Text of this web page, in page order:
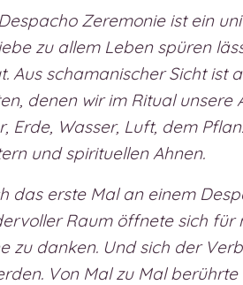
Zeremonie ist ein
zu allem Leben spüren
Aus schamanischer Sicht ist
denen wir im Ritual unsere
Erde, Wasser, Luft, dem
und spirituellen Ahnen.
das erste Mal an einem
Raum öffnete sich für
zu danken. Und sich der
Von Mal zu Mal